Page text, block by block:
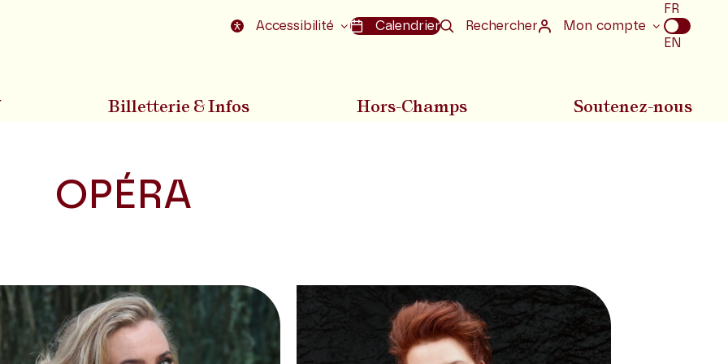
Aller au pied de la page Accessibilité Calendrier Rechercher Mon compte
Choix
de
la
FR
EN
Billetterie & Infos Hors-Champs Soutenez-nous
OPÉRA